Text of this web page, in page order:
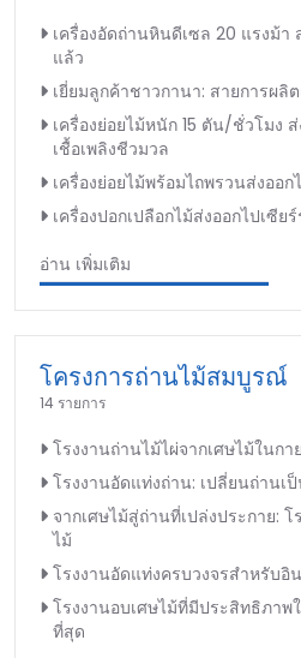
เครื่องอัดถ่านหินดีเซล 20 แรงม้า
แล้ว
เยี่ยมลูกค้าชาวกานา: สายการผ
เครื่องย่อยไม้หนัก 15 ตัน/ชั่วโมง
เชื้อเพลิงชีวมวล
เครื่องย่อยไม้พร้อมไถพรวนส่งออ
เครื่องปอกเปลือกไม้ส่งออกไปเซีย
อ่าน เพิ่มเติม
โครงการถ่านไม้สมบูรณ์
14 รายการ
โรงงานถ่านไม้ไผ่จากเศษไม้ในก
โรงงานอัดแท่งถ่าน: เปลี่ยนถ่านเ
จากเศษไม้สู่ถ่านที่เปล่งประกาย:
ไม้
โรงงานอัดแท่งครบวงจรสำหรับอิ
โรงงานอบเศษไม้ที่มีประสิทธิภาพ
ที่สุด